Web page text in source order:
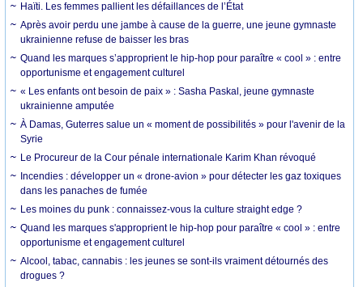
Haïti. Les femmes pallient les défaillances de l’État
Après avoir perdu une jambe à cause de la guerre, une jeune gymnaste
ukrainienne refuse de baisser les bras
Quand les marques s’approprient le hip-hop pour paraître « cool » : entre
opportunisme et engagement culturel
« Les enfants ont besoin de paix » : Sasha Paskal, jeune gymnaste
ukrainienne amputée
À Damas, Guterres salue un « moment de possibilités » pour l'avenir de la
Syrie
Le Procureur de la Cour pénale internationale Karim Khan révoqué
Incendies : développer un « drone-avion » pour détecter les gaz toxiques
dans les panaches de fumée
Les moines du punk : connaissez-vous la culture straight edge ?
Quand les marques s'approprient le hip-hop pour paraître « cool » : entre
opportunisme et engagement culturel
Alcool, tabac, cannabis : les jeunes se sont-ils vraiment détournés des
drogues ?